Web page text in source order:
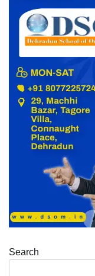
Search